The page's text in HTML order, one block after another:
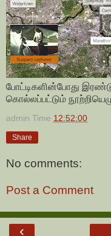
போட்டிகளின்போது
கொல்லப்பட்டும்
admin Time 12:52:00
Share
No comments:
Post a Comment
‹